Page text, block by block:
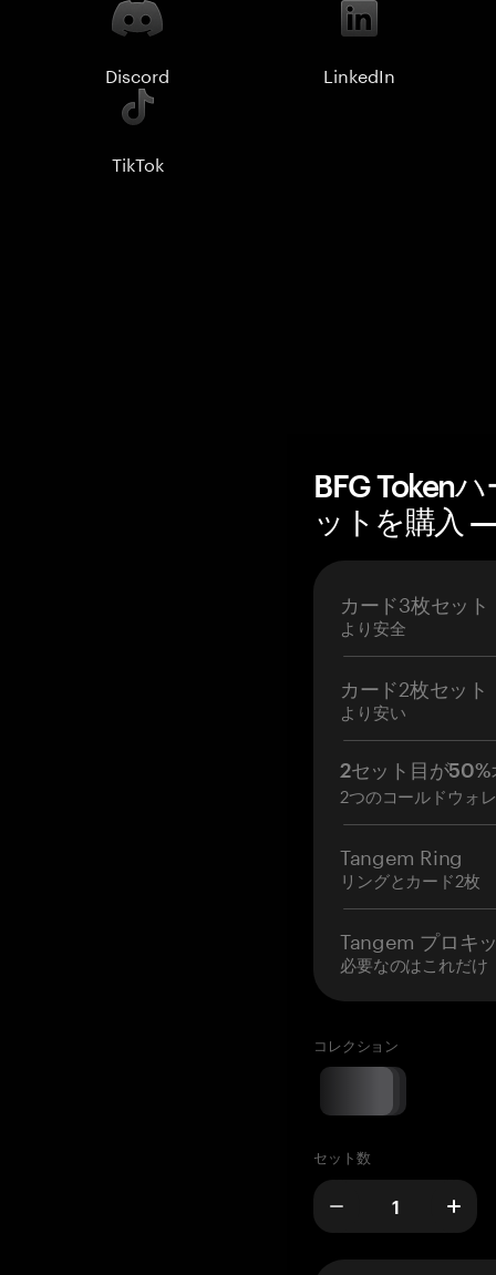
Discord LinkedIn
TikTok
BFG Token
ットを購入
カード3枚セット
より安全
カード2枚セット
より安い
2セット目が50%
2つのコールドウォ
Tangem Ring
リングとカード2枚
Tangem プロキ
必要なのはこれだけ
コレクション
セット数